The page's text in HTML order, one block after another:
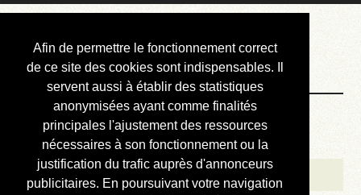
Afin de permettre le fonctionnement correct
de ce site des cookies sont indispensables. Il
servent aussi à établir des statistiques
anonymisées ayant comme finalités
principales l'ajustement des ressources
nécessaires à son fonctionnement ou la
justification du trafic auprès d'annonceurs
publicitaires. En poursuivant votre navigation
Courbis, « LE »
Blog Officiel
Bienvenue
Réalisations
Divers (et d’été)